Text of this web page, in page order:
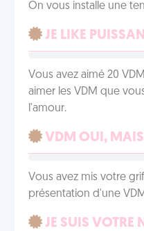
On vous installe une
JE LIKE
Vous avez aimé 20
aimer les VDM que
l'amour.
VDM OUI, MAIS
Vous avez mis votre
présentation d'une
JE SUIS VOTRE